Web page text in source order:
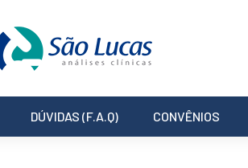
DÚVIDAS (F.A.Q) CONVÊNIOS